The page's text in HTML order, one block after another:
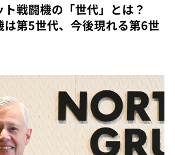
ト戦闘機の「世代」とは？
第5世代、今後現れる第6世